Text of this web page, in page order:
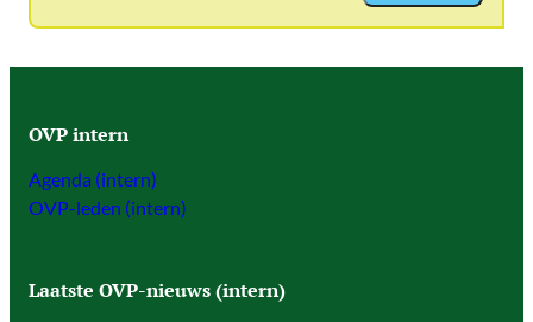
OVP intern
Agenda (intern)
OVP-leden (intern)
Laatste OVP-nieuws (intern)